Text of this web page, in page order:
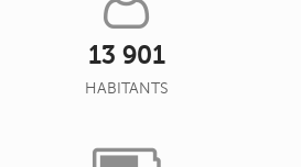
13 901
HABITANTS